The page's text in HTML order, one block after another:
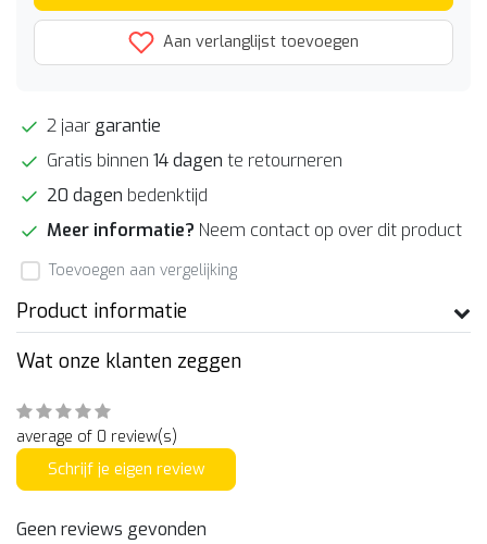
Aan verlanglijst toevoegen
2 jaar garantie
Gratis binnen 14 dagen te retourneren
20 dagen bedenktijd
Meer informatie? Neem contact op over dit product
Toevoegen aan vergelijking
Product informatie
Wat onze klanten zeggen
average of 0 review(s)
Schrijf je eigen review
Geen reviews gevonden